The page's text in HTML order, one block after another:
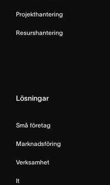
Projekthantering
Resurshantering
Lösningar
Små företag
Marknadsföring
Verksamhet
It